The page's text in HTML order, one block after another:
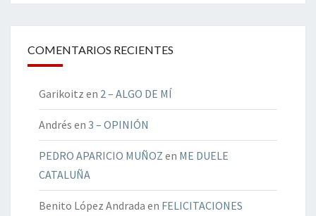
COMENTARIOS RECIENTES
Garikoitz en 2 – ALGO DE MÍ
Andrés en 3 – OPINIÓN
PEDRO APARICIO MUÑOZ en ME DUELE
CATALUÑA
Benito López Andrada en FELICITACIONES